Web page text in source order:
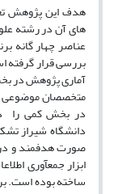
هدف این پژوهش
های آن در رشته
عناصر چهار گانه
بررسی قرار
متخصصان موضوعی
در بخش کمی را
دانشگاه شیراز
صورت هدفمند و
ابزار جمعآوری
ساخته بوده است.